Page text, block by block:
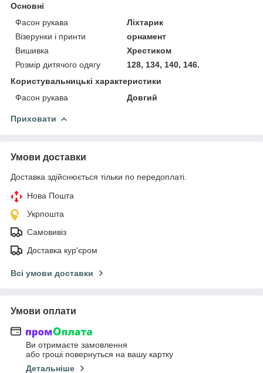
Основні
Фасон рукава
Ліхтарик
Візерунки і принти
орнамент
Вишивка
Хрестиком
Розмір дитячого одягу
128, 134, 140, 146.
Користувальницькі характеристики
Фасон рукава
Довгий
Приховати
Умови доставки
Доставка здійснюється тільки по передоплаті.
Нова Пошта
Укрпошта
Самовивіз
Доставка кур'єром
Всі умови доставки
Умови оплати
Ви отримаєте замовлення
або гроші повернуться на вашу картку
Детальніше